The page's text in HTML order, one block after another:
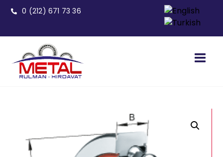
0 (212) 671 73 36